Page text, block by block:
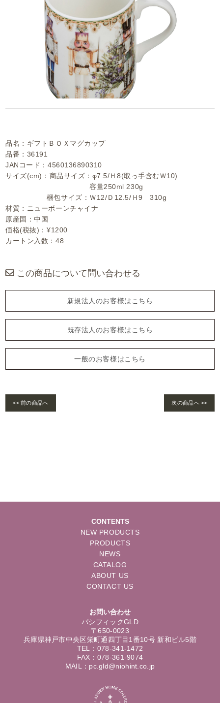
品名：ギフトＢＯＸマグカップ
品番：36191
JANコード：4560136890310
サイズ(cm)：商品サイズ：φ7.5/Ｈ8(取っ手含むＷ10)
容量250ml 230g
梱包サイズ：Ｗ12/Ｄ12.5/Ｈ9 310g
材質：ニューボーンチャイナ
原産国：中国
価格(税抜)：¥1200
カートン入数：48
この商品について問い合わせる
新規法人のお客様はこちら
既存法人のお客様はこちら
一般のお客様はこちら
<< 前の商品へ 次の商品へ >>
CONTENTS
NEW PRODUCTS
PRODUCTS
NEWS
CATALOG
ABOUT US
CONTACT US
お問い合わせ
パシフィックGLD
〒650-0023
兵庫県神戸市中央区栄町通四丁目1番10号 新和ビル5階
TEL：078-341-1472
FAX：078-361-9074
MAIL：pc.gld@niohint.co.jp